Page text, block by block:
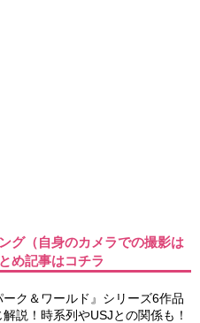
グ（自身のカメラでの撮影は
め記事はコチラ
ーク＆ワールド』シリーズ6作品
説！時系列やUSJとの関係も！